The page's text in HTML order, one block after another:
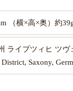
（横×高×奥）約
ライプツィヒ ツヴ
Saxony,